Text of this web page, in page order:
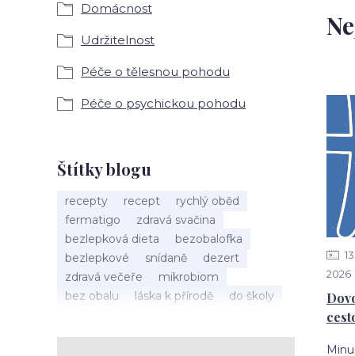
Domácnost
Udržitelnost
Péče o tělesnou pohodu
Péče o psychickou pohodu
Štítky blogu
recepty recept
rychlý oběd
fermatigo
zdravá svačina
bezlepková dieta
bezobalofka
bezlepkové
snídaně
dezert
zdravá večeře
mikrobiom
bez obalu
láska k přírodě
do školy
plasty
mikroplasty
znečištění
13
2026